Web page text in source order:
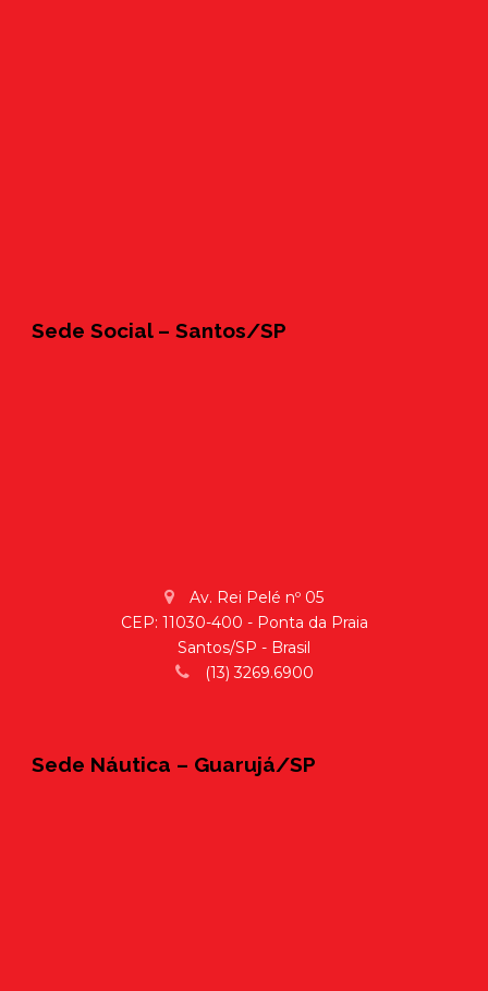
Sede Social – Santos/SP
Av. Rei Pelé nº 05
CEP: 11030-400 - Ponta da Praia
Santos/SP - Brasil
(13) 3269.6900
Sede Náutica – Guarujá/SP